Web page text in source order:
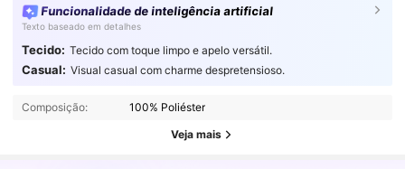
Funcionalidade de inteligência artificial
Texto baseado em detalhes
Tecido: Tecido com toque limpo e apelo versátil.
Casual: Visual casual com charme despretensioso.
Composição: 100% Poliéster
Veja mais
6.6M Seguidores